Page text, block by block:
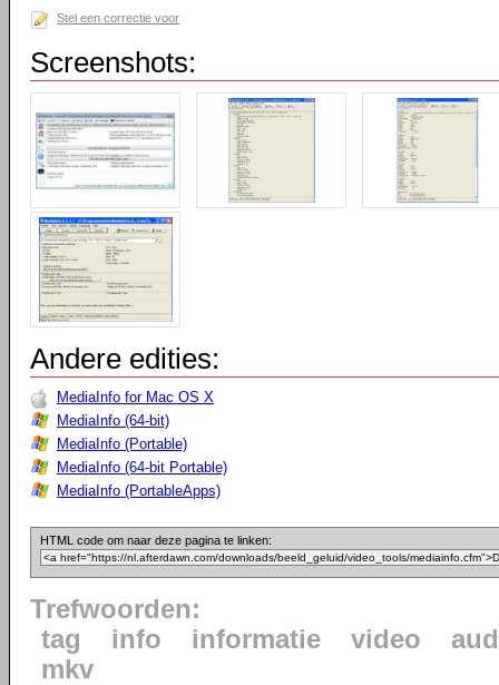
Stel een correctie voor
Screenshots:
Andere edities:
MediaInfo for Mac OS X
MediaInfo (64-bit)
MediaInfo (Portable)
MediaInfo (64-bit Portable)
MediaInfo (PortableApps)
HTML code om naar deze pagina te linken:
Trefwoorden:
tag
info informatie video
mkv